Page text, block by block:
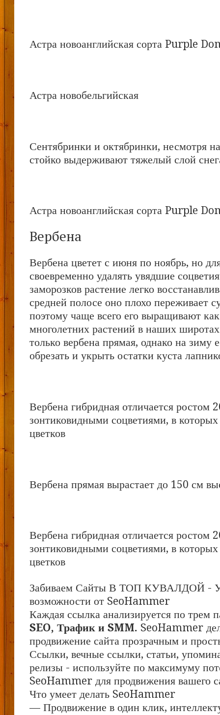
Астра новоанглийская сорта Purple
Астра новобельгийская
Сентябринки и октябринки, несмотря
стойко выдерживают тяжелый слой
Астра новоанглийская сорта Purple
Вербена
Вербена цветет с июня по ноябрь, но
своевременно удалять увядшие
заморозков растение легко
средней полосе оно плохо переживает
поэтому чаще всего его выращивают
многолетних растений в наших
только вербена прямая, однако на зиму
обрезать и укрыть остатки куста
Вербена гибридная отличается ростом
зонтиковидными соцветиями, в
цветков
Вербена прямая вырастает до 150 см
Вербена гибридная отличается ростом
зонтиковидными соцветиями, в
цветков
Забиваем Сайты В ТОП КУВАЛДОЙ -
возможности от SeoHammer
Каждая ссылка анализируется по трем
SEO, Трафик и SMM. SeoHammer
продвижение сайта прозрачным и
Ссылки, вечные ссылки, статьи,
релизы - используйте по максимуму
SeoHammer для продвижения вашего
Что умеет делать SeoHammer
— Продвижение в один клик,